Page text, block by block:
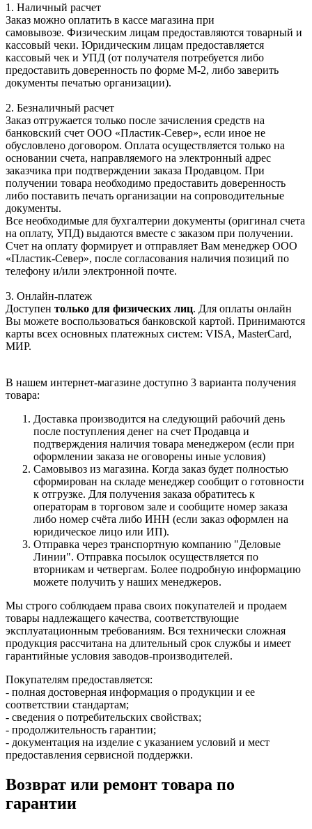
1. Наличный расчет
Заказ можно оплатить в кассе магазина при
самовывозе. Физическим лицам предоставляются товарный и
кассовый чеки. Юридическим лицам предоставляется
кассовый чек и УПД (от получателя потребуется либо
предоставить доверенность по форме М-2, либо заверить
документы печатью организации).
2. Безналичный расчет
Заказ отгружается только после зачисления средств на
банковский счет ООО «Пластик-Север», если иное не
обусловлено договором. Оплата осуществляется только на
основании счета, направляемого на электронный адрес
заказчика при подтверждении заказа Продавцом. При
получении товара необходимо предоставить доверенность
либо поставить печать организации на сопроводительные
документы.
Все необходимые для бухгалтерии документы (оригинал счета
на оплату, УПД) выдаются вместе с заказом при получении.
Счет на оплату формирует и отправляет Вам менеджер ООО
«Пластик-Север», после согласования наличия позиций по
телефону и/или электронной почте.
3. Онлайн-платеж
Доступен только для физических лиц. Для оплаты онлайн
Вы можете воспользоваться банковской картой. Принимаются
карты всех основных платежных систем: VISA, MasterCard,
МИР.
В нашем интернет-магазине доступно 3 варианта получения
товара:
Доставка производится на следующий рабочий день
после поступления денег на счет Продавца и
подтверждения наличия товара менеджером (если при
оформлении заказа не оговорены иные условия)
Самовывоз из магазина. Когда заказ будет полностью
сформирован на складе менеджер сообщит о готовности
к отгрузке. Для получения заказа обратитесь к
операторам в торговом зале и сообщите номер заказа
либо номер счёта либо ИНН (если заказ оформлен на
юридическое лицо или ИП).
Отправка через транспортную компанию "Деловые
Линии". Отправка посылок осуществляется по
вторникам и четвергам. Более подробную информацию
можете получить у наших менеджеров.
Мы строго соблюдаем права своих покупателей и продаем
товары надлежащего качества, соответствующие
эксплуатационным требованиям. Вся технически сложная
продукция рассчитана на длительный срок службы и имеет
гарантийные условия заводов-производителей.
Покупателям предоставляется:
- полная достоверная информация о продукции и ее
соответствии стандартам;
- сведения о потребительских свойствах;
- продолжительность гарантии;
- документация на изделие с указанием условий и мест
предоставления сервисной поддержки.
Возврат или ремонт товара по
гарантии